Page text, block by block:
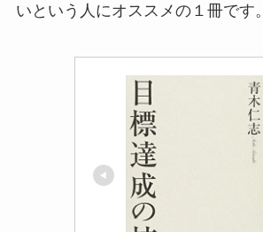
いという人にオススメの１冊です。